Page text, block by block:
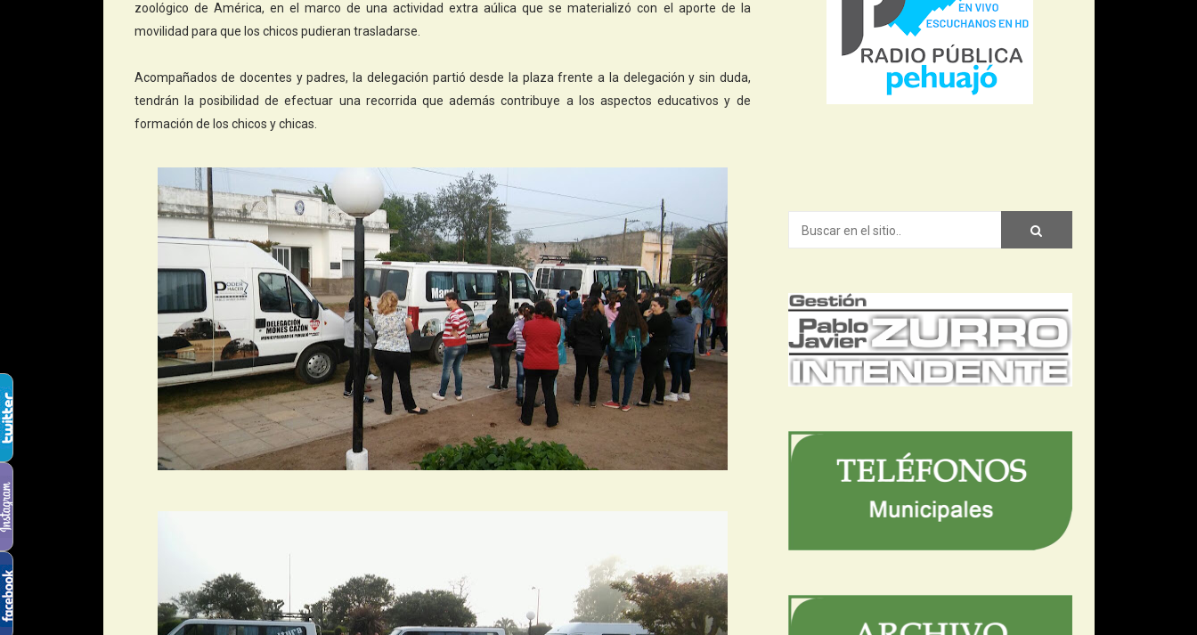
zoológico de América, en el marco de una actividad extra aúlica que se materializó con el aporte de la
movilidad para que los chicos pudieran trasladarse.
Acompañados de docentes y padres, la delegación partió desde la plaza frente a la delegación y sin duda,
tendrán la posibilidad de efectuar una recorrida que además contribuye a los aspectos educativos y de
formación de los chicos y chicas.